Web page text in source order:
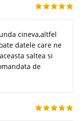
cineva,altfel
datele care ne
saltea si
de